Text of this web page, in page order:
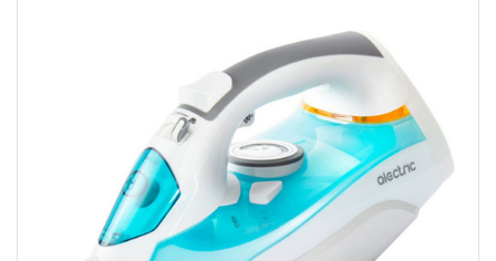
เครื่องดื่มและผงชงดื่ม
เครื่องปรุงรสและของแห้ง
พระเครื่อง test pop